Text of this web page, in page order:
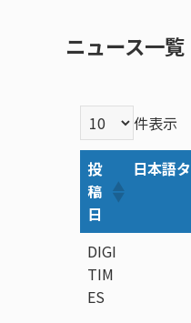
ニュース一覧
件表示
投
稿
日
日本語
DIGI
TIM
ES